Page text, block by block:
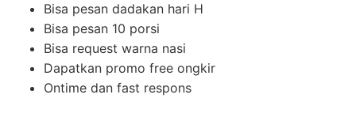
Bisa pesan dadakan hari H
Bisa pesan 10 porsi
Bisa request warna nasi
Dapatkan promo free ongkir
Ontime dan fast respons